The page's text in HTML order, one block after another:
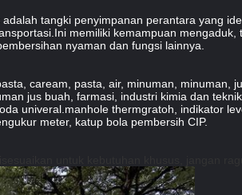
tangki penyimpanan perantara yang
memiliki kemampuan mengaduk,
nyaman dan fungsi lainnya.
caream, pasta, air, minuman, minuman,
jus buah, farmasi, industri kimia dan teknik
univeral.manhole thermgratoh, indikator
meter, katup bola pembersih CIP.